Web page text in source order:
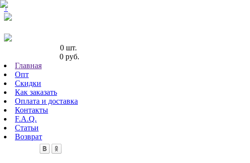
↑
0 шт.
0 руб.
Главная
Опт
Скидки
Как заказать
Оплата и доставка
Контакты
F.A.Q.
Статьи
Возврат